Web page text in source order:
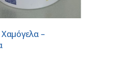
Χαμόγελα –